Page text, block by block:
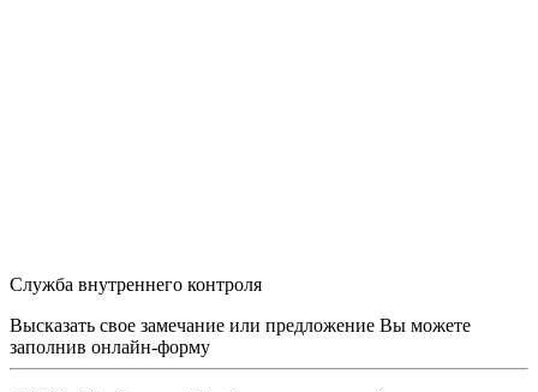
Служба внутреннего контроля
Высказать свое замечание или предложение Вы можете
заполнив онлайн-форму